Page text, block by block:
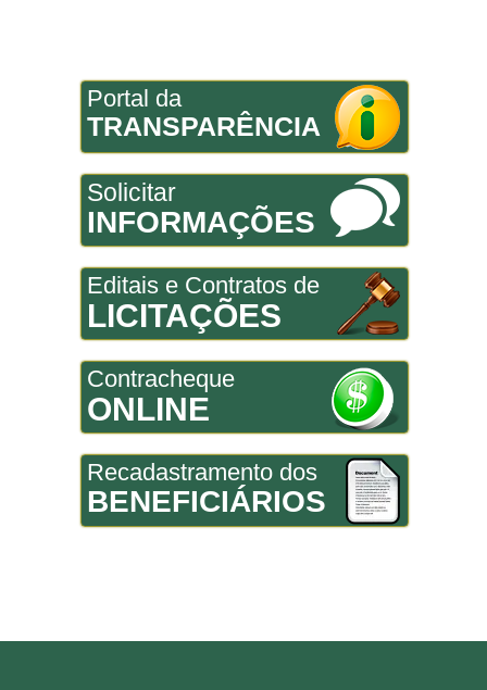
Portal da
TRANSPARÊNCIA
Solicitar
INFORMAÇÕES
Editais e Contratos de
LICITAÇÕES
Contracheque
ONLINE
Recadastramento dos
BENEFICIÁRIOS